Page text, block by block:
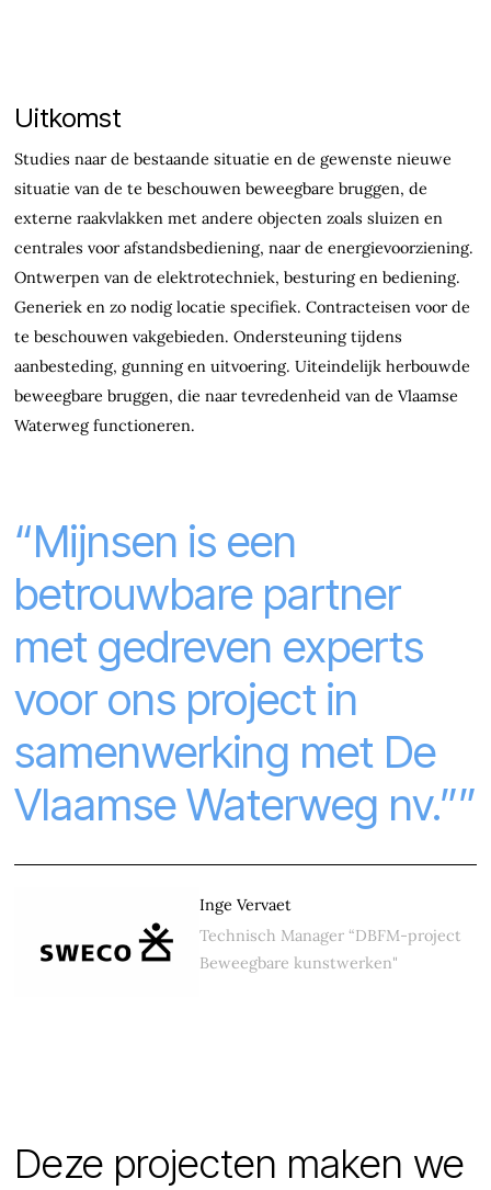
Uitkomst
Studies naar de bestaande situatie en de gewenste nieuwe
situatie van de te beschouwen beweegbare bruggen, de
externe raakvlakken met andere objecten zoals sluizen en
centrales voor afstandsbediening, naar de energievoorziening.
Ontwerpen van de elektrotechniek, besturing en bediening.
Generiek en zo nodig locatie specifiek. Contracteisen voor de
te beschouwen vakgebieden. Ondersteuning tijdens
aanbesteding, gunning en uitvoering. Uiteindelijk herbouwde
beweegbare bruggen, die naar tevredenheid van de Vlaamse
Waterweg functioneren.
“Mijnsen is een
betrouwbare partner
met gedreven experts
voor ons project in
samenwerking met De
Vlaamse Waterweg nv.””
Inge Vervaet
Technisch Manager “DBFM-project
Beweegbare kunstwerken"
Deze projecten maken we